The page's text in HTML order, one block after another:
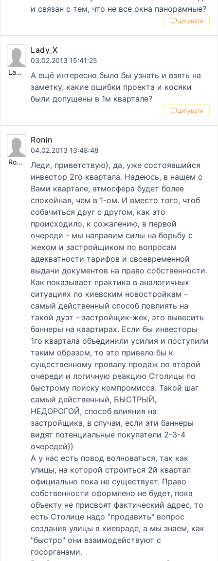
и связан с тем, что не все окна панорамные?
Цитувати
Lady_X
Lady_X
03.02.2013 15:41:25
А ещё интересно было бы узнать и взять на
заметку, какие ошибки проекта и косяки
были допущены в 1м квартале?
Цитувати
Ronin
Ronin
04.02.2013 13:48:48
Леди, приветствую), да, уже состоявшийся
инвестор 2го квартала. Надеюсь, в нашем с
Вами квартале, атмосфера будет более
спокойная, чем в 1-ом. И вместо того, чтоб
собачиться друг с другом, как это
происходило, к сожалению, в первой
очереди - мы направим силы на борьбу с
жеком и застройщиком по вопросам
адекватности тарифов и своевременной
выдачи документов на право собственности.
Как показывает практика в аналогичных
ситуациях по киевским новостройкам -
самый действенный способ повлиять на
такой дуэт - застройщик-жек, это вывесить
баннеры на квартирах. Если бы инвесторы
1го квартала объединили усилия и поступили
таким образом, то это привело бы к
существенному провалу продаж по второй
очереди и логичную реакцию Столицы по
быстрому поиску компромисса. Такой шаг
самый действенный, БЫСТРЫЙ,
НЕДОРОГОЙ, способ влияния на
застройщика, в случаи, если эти баннеры
видят потенциальные покупатели 2-3-4
очередей))
А у нас есть повод волноваться, так как
улицы, на которой строиться 2й квартал
официально пока не существует. Право
собственности оформлено не будет, пока
объекту не присвоят фактический адрес, то
есть Столице надо "продавить" вопрос
создания улицы в киевраде, а мы знаем, как
"быстро" они взаимодействуют с
госорганами.